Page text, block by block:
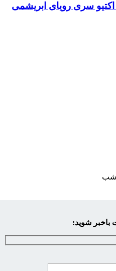
سری رویای ابریشمی
باخبر شوید: